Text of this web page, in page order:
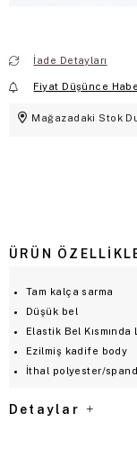
İade Detayları
Fiyat Düşünce
Mağazadaki Stok
ÜRÜN
Tam kalça sarma
Düşük bel
Elastik Bel Kısmında
Ezilmiş kadife body
İthal polyester/
Detaylar